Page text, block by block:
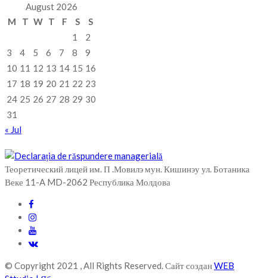
August 2026
M
T W T F S
S
1
2
3
4 5 6 7 8
9
10 11 12 13 14 15 16
17 18 19 20 21 22 23
24 25 26 27 28 29 30
31
« Jul
Теоретический лицей им. П .Мовилэ мун. Кишинэу ул. Ботаника
Веке 11-A MD-2062 Республика Молдова
© Copyright 2021 , All Rights Reserved. Сайт созданWEB